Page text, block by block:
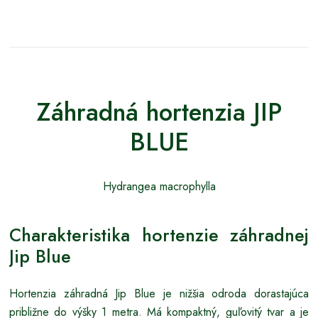
Záhradná hortenzia JIP
BLUE
Hydrangea macrophylla
Charakteristika hortenzie záhradnej
Jip Blue
Hortenzia záhradná Jip Blue je nižšia odroda dorastajúca
približne do výšky 1 metra. Má kompaktný, guľovitý tvar a je